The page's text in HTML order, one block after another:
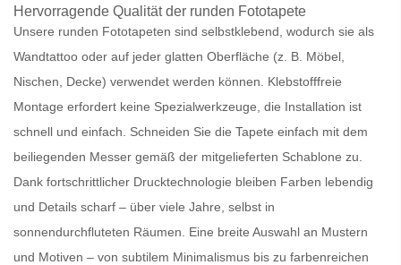
Hervorragende Qualität der runden Fototapete
Unsere runden Fototapeten sind selbstklebend , wodurch sie als
Wandtattoo oder auf jeder glatten Oberfläche (z. B. Möbel
Nischen, Decke) verwendet werden können. Klebstofffreie
Montage erfordert keine Spezialwerkzeuge, die Installation ist
schnell und einfach . Schneiden Sie die Tapete einfach mit dem
beiliegenden Messer gemäß der mitgelieferten Schablone zu.
Dank fortschrittlicher Drucktechnologie bleiben Farben lebendig
und Details scharf – über viele Jahre, selbst in
sonnendurchfluteten Räumen . Eine breite Auswahl an Mustern
und Motiven – von subtilem Minimalismus bis zu farbenreichen